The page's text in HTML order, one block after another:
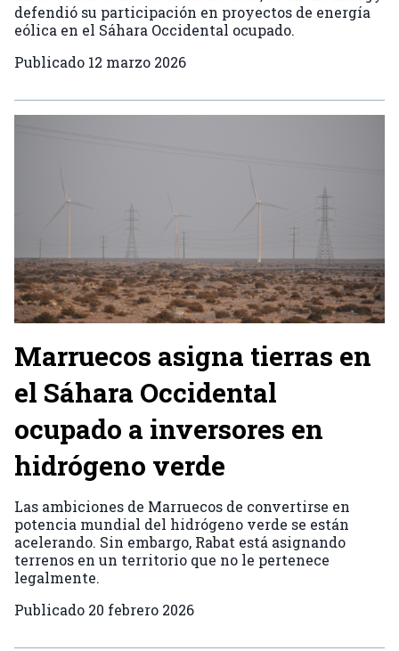
defendió su participación en proyectos de energía
eólica en el Sáhara Occidental ocupado.
Publicado 12 marzo 2026
Marruecos asigna tierras en
el Sáhara Occidental
ocupado a inversores en
hidrógeno verde
Las ambiciones de Marruecos de convertirse en
potencia mundial del hidrógeno verde se están
acelerando. Sin embargo, Rabat está asignando
terrenos en un territorio que no le pertenece
legalmente.
Publicado 20 febrero 2026